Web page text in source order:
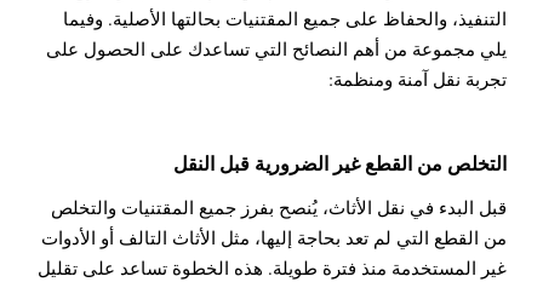
التنفيذ، والحفاظ على جميع المقتنيات بحالتها الأصلية. وفيما
يلي مجموعة من أهم النصائح التي تساعدك على الحصول على
تجربة نقل آمنة ومنظمة:
التخلص من القطع غير الضرورية قبل النقل
قبل البدء في نقل الأثاث، يُنصح بفرز جميع المقتنيات والتخلص
من القطع التي لم تعد بحاجة إليها، مثل الأثاث التالف أو الأدوات
غير المستخدمة منذ فترة طويلة. هذه الخطوة تساعد على تقليل